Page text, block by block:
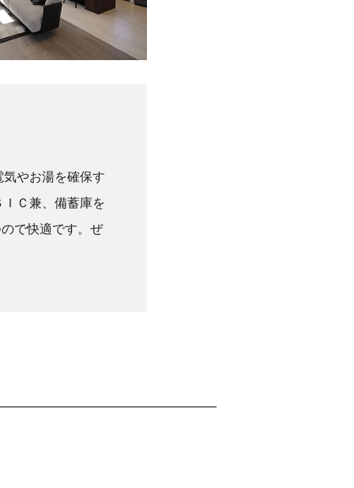
やお湯を確保す
Ｃ兼、備蓄庫を
で快適です。ぜ